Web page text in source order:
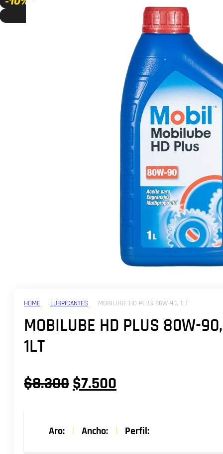
HOME LUBRICANTES MOBILUBE HD PLUS 80W-90, 1LT
MOBILUBE HD PLUS 80W-90,
1LT
$8.300El
original
$7.500
actual
Aro: | Ancho: | Perfil: